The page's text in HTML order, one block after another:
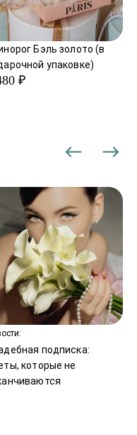
Бэль золото (в
упаковке)
₽
подписка:
которые не